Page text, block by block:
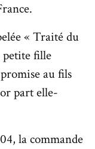
« Traité du
petite fille
au fils
part elle-
la commande